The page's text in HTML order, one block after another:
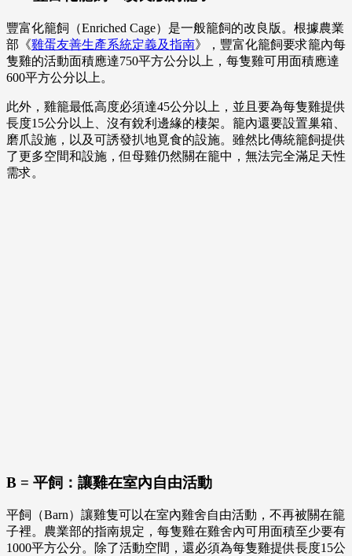
豐富化籠飼（Enriched Cage）是一般籠飼的改良版。根據農業
部《雞蛋友善生產系統定義及指南》，豐富化籠飼要求籠內每
隻雞的活動面積應達750平方公分以上，每隻雞可用面積應達
600平方公分以上。
此外，雞籠最低高度必須達45公分以上，並且要為每隻雞提供
長度15公分以上、沒有銳利邊緣的棲架。籠內還要設置巢箱、
磨爪設施，以及可誘發扒地覓食的設施。雖然比傳統籠飼提供
了更多空間和設施，但母雞仍然關在籠中，無法完全滿足天性
需求。
B = 平飼：讓雞在室內自由活動
平飼（Barn）讓雞隻可以在室內雞舍自由活動，不再被關在籠
子裡。農業部的指南規定，每隻雞在雞舍內可用面積至少要有
1000平方公分。除了活動空間，還必須為每隻雞提供長度15公